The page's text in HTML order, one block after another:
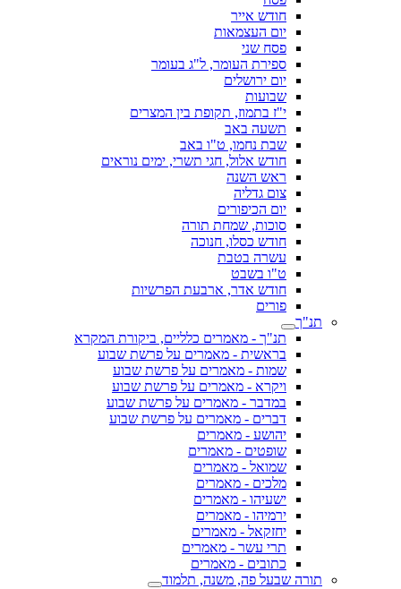
חודש אייר
יום העצמאות
פסח שני
ספירת העומר, ל"ג בעומר
יום ירושלים
שבועות
י"ז בתמוז, תקופת בין המצרים
תשעה באב
שבת נחמו, ט"ו באב
חודש אלול, חגי תשרי, ימים נוראים
ראש השנה
צום גדליה
יום הכיפורים
סוכות, שמחת תורה
חודש כסלו, חנוכה
עשרה בטבת
ט"ו בשבט
חודש אדר, ארבעת הפרשיות
פורים
תנ"ך
תנ"ך - מאמרים כלליים, ביקורת המקרא
בראשית - מאמרים על פרשת שבוע
שמות - מאמרים על פרשת שבוע
ויקרא - מאמרים על פרשת שבוע
במדבר - מאמרים על פרשת שבוע
דברים - מאמרים על פרשת שבוע
יהושע - מאמרים
שופטים - מאמרים
שמואל - מאמרים
מלכים - מאמרים
ישעיהו - מאמרים
ירמיהו - מאמרים
יחזקאל - מאמרים
תרי עשר - מאמרים
כתובים - מאמרים
תורה שבעל פה, משנה, תלמוד